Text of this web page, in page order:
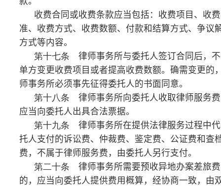
援助案件。办理法律援助案件不得向受援人收取任何费
对于经济确有困难，但不符合法律援助范围的公
民，律师事务所可以酌情减收或免收律师服务费。
第二十四条
律师事务所异地设立的分支机构，
应当执行分支机构所在地的收费规定。
第二十五条
律师事务所异地提供法律服务，可
以执行律师事务所所在地或者提供法律服务所在地的收
费规定，具体办法由律师事务所与委托人协商确定。
第二十六条 各级价格主管部门应加强对律师事
务所收费的监督检查。
律师事务所、律师有下列价格违法行为之一的，由
政府价格主管部门依照《价格法》和《价格违法行为行
政处罚规定》实施行政处罚：
标准的；
（二）提前或者推迟执行政府指导价的；